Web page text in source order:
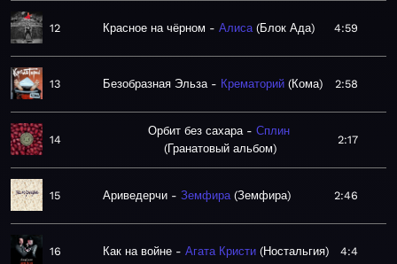
12 Красное на чёрном Алиса Блок Ада 4:59
13 Безобразная Эльза Крематорий Кома 2:58
14
Орбит без сахара
Сплин
Гранатовый альбом
2:17
15 Ариведерчи Земфира Земфира 2:46
16 Как на войне Агата Кристи Ностальгия 4:4